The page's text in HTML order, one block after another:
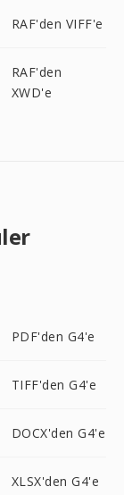
RAF'den VIFF'e
RAF'den
XWD'e
PDF'den G4'e
TIFF'den G4'e
DOCX'den G4'e
XLSX'den G4'e